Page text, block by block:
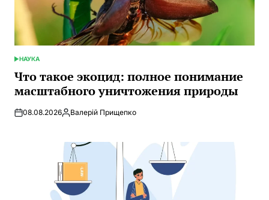
ОПУБЛИКОВАНО
В
НАУКА
Что такое экоцид: полное понимание
масштабного уничтожения природы
08.08.2026Запись
Валерій Прищепко